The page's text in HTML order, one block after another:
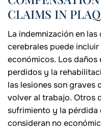
CLAIMS IN
La indemnización en
cerebrales puede
económicos. Los
perdidos y la
las lesiones son graves
volver al trabajo. Otros
sufrimiento y la pérdida
consideran no